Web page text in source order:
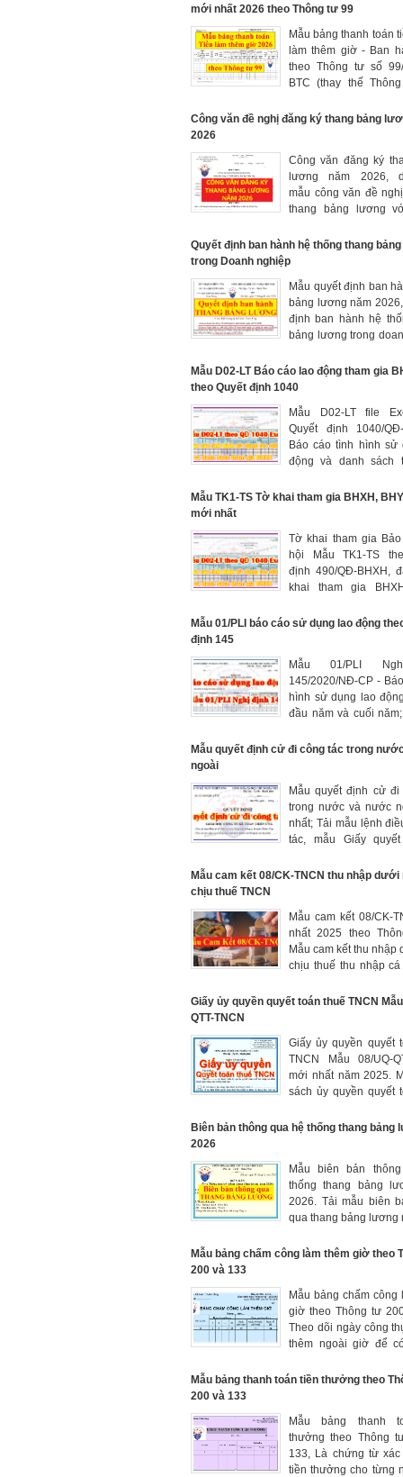
phải nộp trong tháng
mới nhất 2026 theo Thông tư 99
Mẫu bảng thanh toán
làm thêm giờ - Ban
theo Thông tư số 99/
BTC (thay thế
Công văn đề nghị đăng ký thang bảng
2026
Công văn đăng ký
lương năm 2026,
mẫu công văn đề
thang bảng lương
mới nhất hiện nay.
Quyết định ban hành hệ thống thang
trong Doanh nghiệp
Mẫu quyết định ban
bảng lương năm
định ban hành hệ
bảng lương trong
bảng lương với
LĐTBXH.
Mẫu D02-LT Báo cáo lao động tham gia
theo Quyết định 1040
Mẫu D02-LT file
Quyết định 1040/
Báo cáo tình hình sử
động và danh sách
Mẫu TK1-TS Tờ khai tham gia BHXH,
mới nhất
Tờ khai tham gia
hội Mẫu TK1-TS
định 490/QĐ-BHXH,
khai tham gia
Mẫu 01/PLI báo cáo sử dụng lao động
định 145
Mẫu 01/PLI
145/2020/NĐ-CP -
hình sử dụng lao
đầu năm và cuối
đây
Mẫu quyết định cử đi công tác trong
ngoài
Mẫu quyết định cử đi
trong nước và nước
nhất; Tải mẫu lệnh
tác, mẫu Giấy
Mẫu cam kết 08/CK-TNCN thu nhập
chịu thuế TNCN
Mẫu cam kết 08/CK-
nhất 2025 theo
Mẫu cam kết thu nhập
chịu thuế thu nhập
mức chịu thuế
Giấy ủy quyền quyết toán thuế TNCN
QTT-TNCN
Giấy ủy quyền quyết
TNCN Mẫu 08/UQ-
mới nhất năm 2025.
sách ủy quyền quyết
Biên bản thông qua hệ thống thang bảng
2026
Mẫu biên bản
thống thang bảng
2026. Tải mẫu biên
qua thang bảng lương
doanh nghiệp và
Mẫu bảng chấm công làm thêm giờ theo
200 và 133
Mẫu bảng chấm công
giờ theo Thông tư
Theo dõi ngày công
thêm ngoài giờ để
thanh toán cho người
Mẫu bảng thanh toán tiền thưởng theo
200 và 133
Mẫu bảng thanh
thưởng theo Thông
133, Là chứng từ
tiền thưởng cho từng